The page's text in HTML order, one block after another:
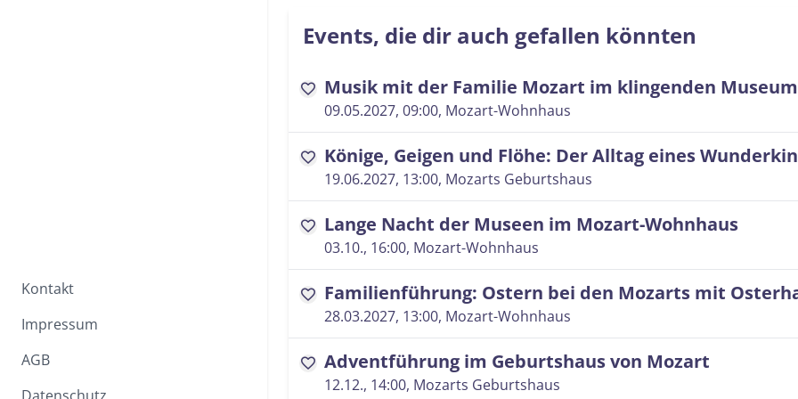
Kontakt
Impressum
AGB
Events, die dir auch gefallen könnten
favorite Musik mit der Familie Mozart im klingenden Museum
09.05.2027, 09:00, Mozart-Wohnhaus
favorite Könige, Geigen und Flöhe: Der Alltag eines
19.06.2027, 13:00, Mozarts Geburtshaus
favorite Lange Nacht der Museen im Mozart-Wohnhaus
03.10., 16:00, Mozart-Wohnhaus
favorite Familienführung: Ostern bei den Mozarts mit
28.03.2027, 13:00, Mozart-Wohnhaus
favorite Adventführung im Geburtshaus von Mozart
12.12., 14:00, Mozarts Geburtshaus